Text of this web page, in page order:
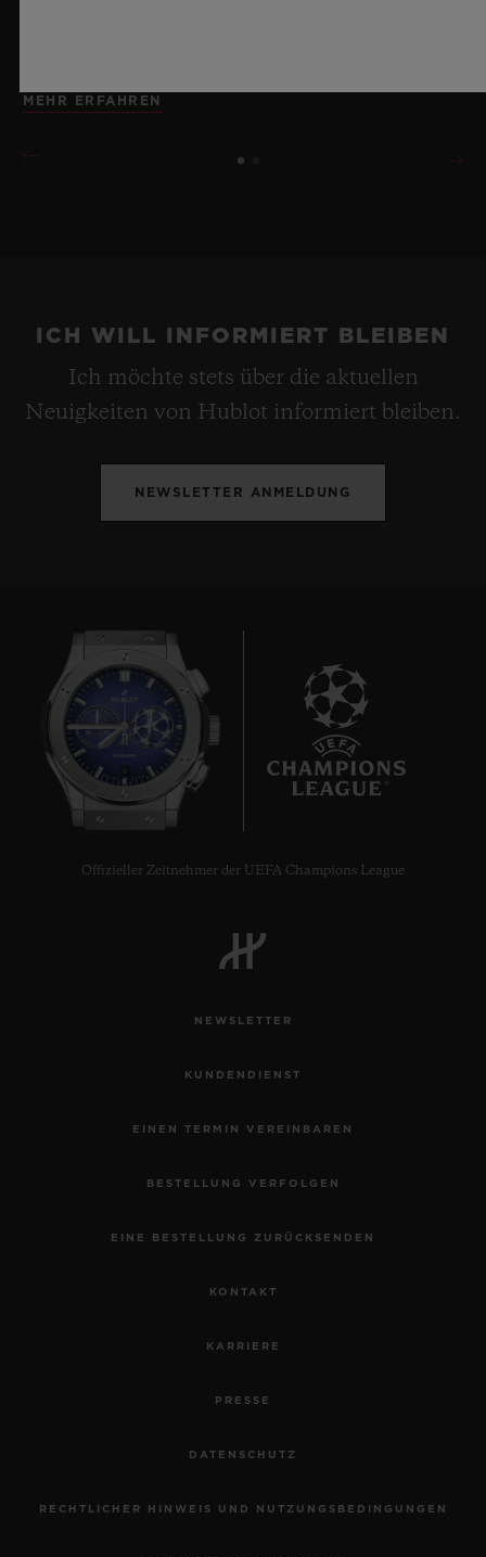
MEHR ERFAHREN
ICH WILL INFORMIERT BLEIBEN
Ich möchte stets über die aktuellen
Neuigkeiten von Hublot informiert bleiben.
NEWSLETTER ANMELDUNG
Offizieller Zeitnehmer der UEFA Champions League
NEWSLETTER
KUNDENDIENST
EINEN TERMIN VEREINBAREN
BESTELLUNG VERFOLGEN
EINE BESTELLUNG ZURÜCKSENDEN
KONTAKT
KARRIERE
PRESSE
DATENSCHUTZ
RECHTLICHER HINWEIS UND NUTZUNGSBEDINGUNGEN